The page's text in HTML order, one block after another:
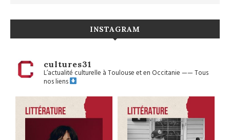
INSTAGRAM
cultures31
L’actualité culturelle à Toulouse et en Occitanie——Tous
nos liens